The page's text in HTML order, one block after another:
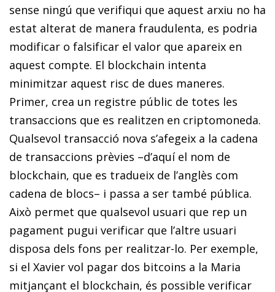
sense ningú que verifiqui que aquest arxiu no ha
estat alterat de manera fraudulenta, es podria
modificar o falsificar el valor que apareix en
aquest compte. El blockchain intenta
minimitzar aquest risc de dues maneres.
Primer, crea un registre públic de totes les
transaccions que es realitzen en criptomoneda.
Qualsevol transacció nova s’afegeix a la cadena
de transaccions prèvies –d’aquí el nom de
blockchain, que es tradueix de l’anglès com
cadena de blocs– i passa a ser també pública.
Això permet que qualsevol usuari que rep un
pagament pugui verificar que l’altre usuari
disposa dels fons per realitzar-lo. Per exemple,
si el Xavier vol pagar dos bitcoins a la Maria
mitjançant el blockchain, és possible verificar